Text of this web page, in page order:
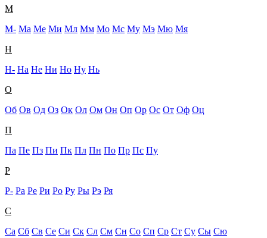
М
М- Ма Ме Ми Мл Мм Мо Мс Му Мэ Мю Мя
Н
Н- На Не Ни Но Ну Нь
О
Об Ов Од Оз Ок Ол Ом Он Оп Ор Ос От Оф Оц
П
Па Пе Пз Пи Пк Пл Пн По Пр Пс Пу
Р
Р- Ра Ре Ри Ро Ру Ры Рэ Ря
С
Са Сб Св Се Си Ск Сл См Сн Со Сп Ср Ст Су Сы Сю